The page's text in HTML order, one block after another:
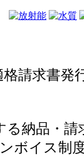
請求書発
る納品・請
ボイス制